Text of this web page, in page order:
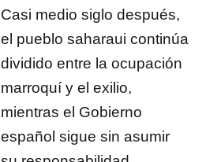
Casi medio siglo después,
el pueblo saharaui continúa
dividido entre la ocupación
marroquí y el exilio,
mientras el Gobierno
español sigue sin asumir